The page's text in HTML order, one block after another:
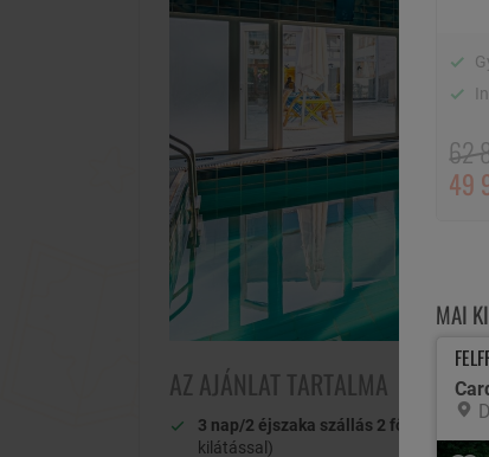
AZ AJÁNLAT TARTALMA
3 nap/2 éjszaka szállás 2 fő részére
kilátással)
62
49
MAI